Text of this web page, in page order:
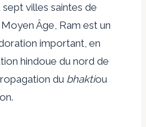
sept villes saintes de
Âge, Ram est un
important, en
hindoue du nord de
du bhaktiou